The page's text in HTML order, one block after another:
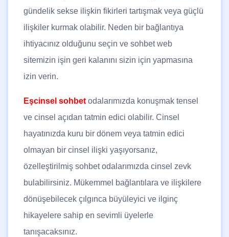
gündelik sekse ilişkin fikirleri tartışmak veya güçlü
ilişkiler kurmak olabilir. Neden bir bağlantıya
ihtiyacınız olduğunu seçin ve sohbet web
sitemizin işin geri kalanını sizin için yapmasına
izin verin.
Eşcinsel sohbet odalarımızda konuşmak tensel
ve cinsel açıdan tatmin edici olabilir. Cinsel
hayatınızda kuru bir dönem veya tatmin edici
olmayan bir cinsel ilişki yaşıyorsanız,
özelleştirilmiş sohbet odalarımızda cinsel zevk
bulabilirsiniz. Mükemmel bağlantılara ve ilişkilere
dönüşebilecek çılgınca büyüleyici ve ilginç
hikayelere sahip en sevimli üyelerle
tanışacaksınız.